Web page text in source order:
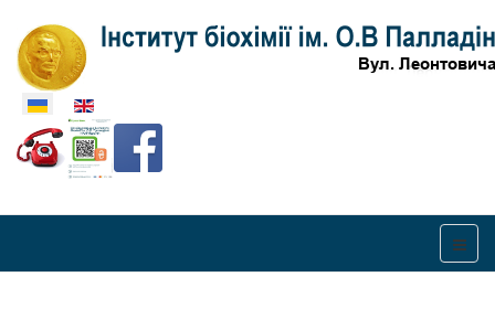
Оберіть свою мову